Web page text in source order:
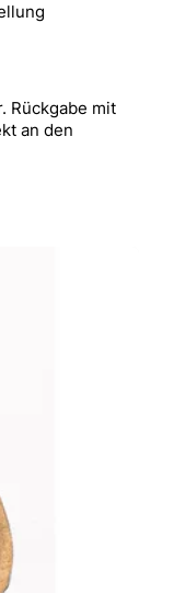
Rückgabe mit
an den